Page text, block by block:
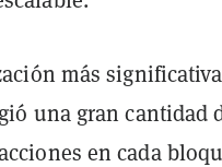
más
una gran cantidad
en cada